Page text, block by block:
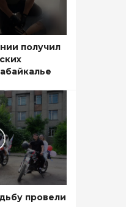
получил
провели